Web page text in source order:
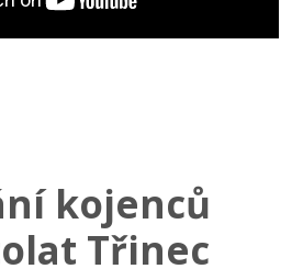
kojenců
Třinec